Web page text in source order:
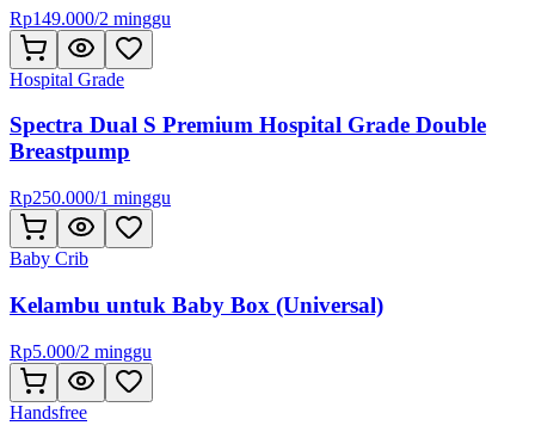
Rp149.000/2 minggu
Hospital Grade
Spectra Dual S Premium Hospital Grade Double
Breastpump
Rp250.000/1 minggu
Baby Crib
Kelambu untuk Baby Box (Universal)
Rp5.000/2 minggu
Handsfree